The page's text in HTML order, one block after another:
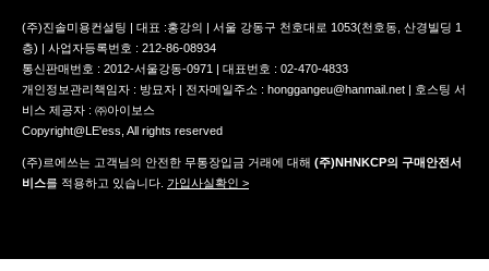
(주)진솔미용컨설팅 | 대표 :홍강의 | 서울 강동구 천호대로 1053(천호동, 산경빌딩 1
층) | 사업자등록번호 : 212-86-08934
통신판매번호 : 2012-서울강동-0971 | 대표번호 : 02-470-4833
개인정보관리책임자 : 방묘자 | 전자메일주소 : honggangeu@hanmail.net | 호스팅 서
비스 제공자 : ㈜아이보스
Copyright@LE'ess, All rights reserved
(주)르에쓰는 고객님의 안전한 무통장입금 거래에 대해 (주)NHNKCP의 구매안전서
비스를 적용하고 있습니다. 가입사실확인 >